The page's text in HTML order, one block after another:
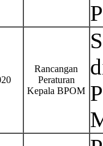
Rancangan
Peraturan
Kepala BPOM